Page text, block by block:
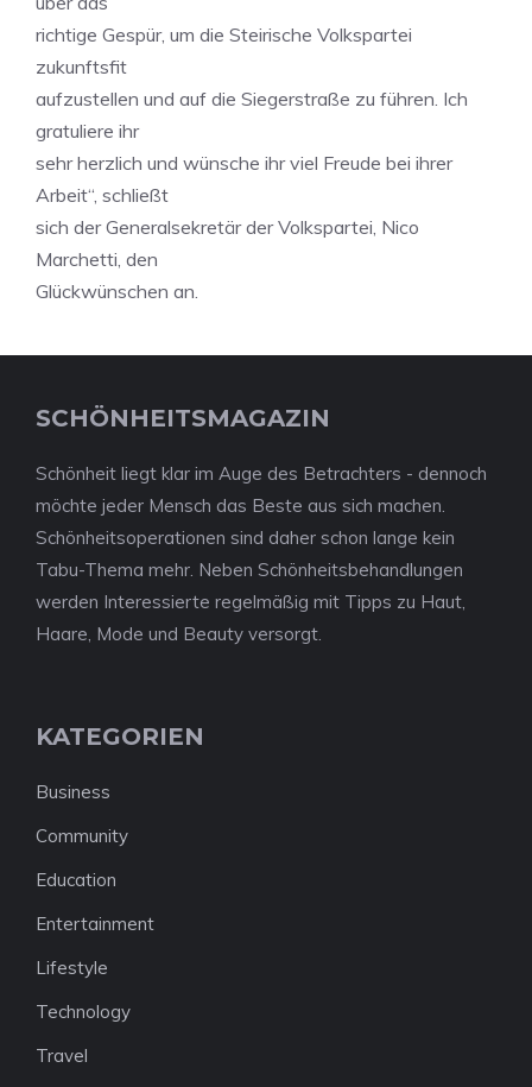
richtige Gespür, um die Steirische Volkspartei
zukunftsfit
aufzustellen und auf die Siegerstraße zu führen. Ich
gratuliere ihr
sehr herzlich und wünsche ihr viel Freude bei ihrer
Arbeit“, schließt
sich der Generalsekretär der Volkspartei, Nico
Marchetti, den
Glückwünschen an.
SCHÖNHEITSMAGAZIN
Schönheit liegt klar im Auge des Betrachters - dennoch
möchte jeder Mensch das Beste aus sich machen.
Schönheitsoperationen sind daher schon lange kein
Tabu-Thema mehr. Neben Schönheitsbehandlungen
werden Interessierte regelmäßig mit Tipps zu Haut,
Haare, Mode und Beauty versorgt.
KATEGORIEN
Business
Community
Education
Entertainment
Lifestyle
Technology
Travel